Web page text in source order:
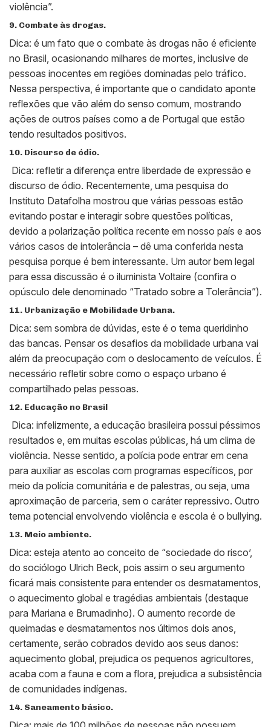
violência”.
9. Combate às drogas.
Dica: é um fato que o combate às drogas não é eficiente
no Brasil, ocasionando milhares de mortes, inclusive de
pessoas inocentes em regiões dominadas pelo tráfico.
Nessa perspectiva, é importante que o candidato aponte
reflexões que vão além do senso comum, mostrando
ações de outros países como a de Portugal que estão
tendo resultados positivos.
10. Discurso de ódio.
Dica: refletir a diferença entre liberdade de expressão e
discurso de ódio. Recentemente, uma pesquisa do
Instituto Datafolha mostrou que várias pessoas estão
evitando postar e interagir sobre questões políticas,
devido a polarização política recente em nosso país e aos
vários casos de intolerância – dê uma conferida nesta
pesquisa porque é bem interessante. Um autor bem legal
para essa discussão é o iluminista Voltaire (confira o
opúsculo dele denominado “Tratado sobre a Tolerância”).
11. Urbanização e Mobilidade Urbana.
Dica: sem sombra de dúvidas, este é o tema queridinho
das bancas. Pensar os desafios da mobilidade urbana vai
além da preocupação com o deslocamento de veículos. É
necessário refletir sobre como o espaço urbano é
compartilhado pelas pessoas.
12. Educação no Brasil
Dica: infelizmente, a educação brasileira possui péssimos
resultados e, em muitas escolas públicas, há um clima de
violência. Nesse sentido, a polícia pode entrar em cena
para auxiliar as escolas com programas específicos, por
meio da polícia comunitária e de palestras, ou seja, uma
aproximação de parceria, sem o caráter repressivo. Outro
tema potencial envolvendo violência e escola é o bullying.
13. Meio ambiente.
Dica: esteja atento ao conceito de “sociedade do risco’,
do sociólogo Ulrich Beck, pois assim o seu argumento
ficará mais consistente para entender os desmatamentos,
o aquecimento global e tragédias ambientais (destaque
para Mariana e Brumadinho). O aumento recorde de
queimadas e desmatamentos nos últimos dois anos,
certamente, serão cobrados devido aos seus danos:
aquecimento global, prejudica os pequenos agricultores,
acaba com a fauna e com a flora, prejudica a subsistência
de comunidades indígenas.
14. Saneamento básico.